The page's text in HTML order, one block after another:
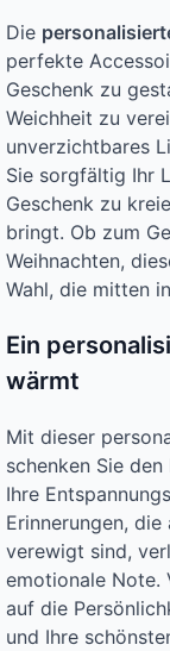
Die
perfekte
Geschenk zu
Weichheit zu
unverzichtbares
Sie sorgfältig Ihr
Geschenk zu
bringt. Ob zum
Weihnachten,
Wahl, die mitten
Ein
wärmt
Mit dieser
schenken Sie
Ihre
Erinnerungen,
verewigt sind,
emotionale Note.
auf die
und Ihre